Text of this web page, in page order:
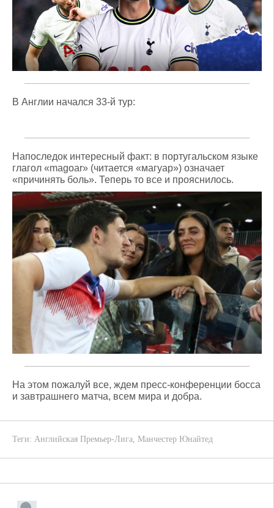
В Англии начался 33-й тур:
Напоследок интересный факт: в португальском языке
глагол «magoar» (читается «магуар») означает
«причинять боль». Теперь то все и прояснилось.
На этом пожалуй все, ждем пресс-конференции босса
и завтрашнего матча, всем мира и добра.
Теги: Английская Премьер-Лига, Манчестер Юнайтед